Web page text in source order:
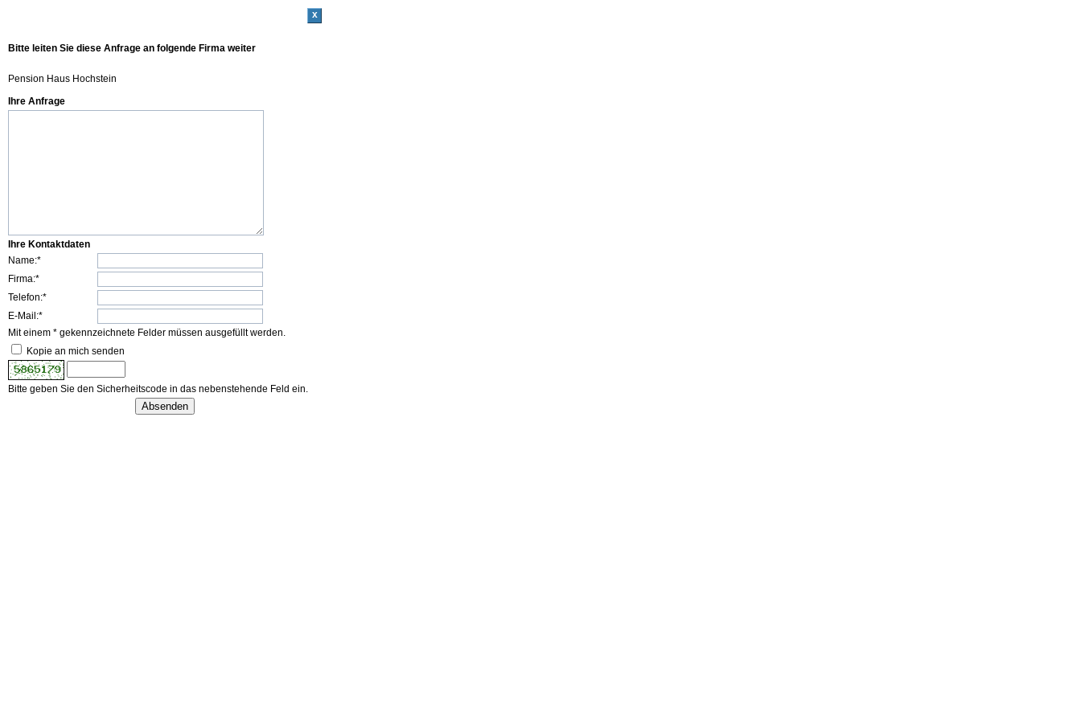
x
Bitte leiten Sie diese Anfrage an folgende Firma weiter
Pension Haus Hochstein
Ihre Anfrage
Ihre Kontaktdaten
Name:*
Firma:*
Telefon:*
E-Mail:*
Mit einem * gekennzeichnete Felder müssen ausgefüllt werden.
Kopie an mich senden
Bitte geben Sie den Sicherheitscode in das nebenstehende Feld ein.